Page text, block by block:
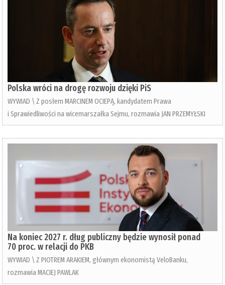
Polska wróci na drogę rozwoju dzięki PiS
WYWIAD \ Z posłem MARCINEM OCIEPĄ, kandydatem Prawa
i Sprawiedliwości na wicemarszałka Sejmu, rozmawia JAN PRZEMYŁSKI
Na koniec 2027 r. dług publiczny będzie wynosił ponad
70 proc. w relacji do PKB
WYWIAD \ Z PIOTREM ARAKIEM, głównym ekonomistą VeloBanku,
rozmawia MACIEJ PAWLAK